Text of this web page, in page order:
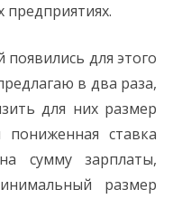
предприятиях.
для этого
в два раза,
для них размер
пониженная ставка
сумму зарплаты,
размер